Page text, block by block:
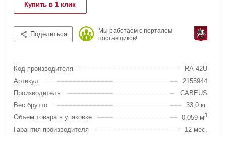
Купить в 1 клик
Поделиться
Мы работаем с порталом
поставщиков!
Код производителя
RA-42U
Артикул
2155944
Производитель
CABEUS
Вес брутто
33,0 кг.
Объем товара в упаковке
0,059 м3
Гарантия производителя 12 мес.